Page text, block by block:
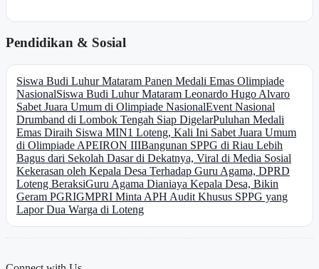
Pendidikan & Sosial
Siswa Budi Luhur Mataram Panen Medali Emas Olimpiade
NasionalSiswa Budi Luhur Mataram Leonardo Hugo Alvaro
Sabet Juara Umum di Olimpiade NasionalEvent Nasional
Drumband di Lombok Tengah Siap DigelarPuluhan Medali
Emas Diraih Siswa MIN1 Loteng, Kali Ini Sabet Juara Umum
di Olimpiade APEIRON IIIBangunan SPPG di Riau Lebih
Bagus dari Sekolah Dasar di Dekatnya, Viral di Media Sosial
Kekerasan oleh Kepala Desa Terhadap Guru Agama, DPRD
Loteng BeraksiGuru Agama Dianiaya Kepala Desa, Bikin
Geram PGRIGMPRI Minta APH Audit Khusus SPPG yang
Lapor Dua Warga di Loteng